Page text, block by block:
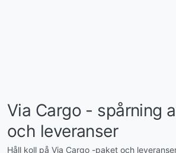
Via Cargo - spårning
och leveranser
Håll koll på Via Cargo -paket och